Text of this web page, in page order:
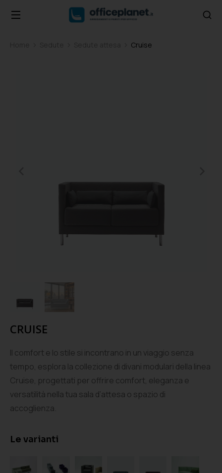
Cruise
CRUISE
Il comfort e lo stile si incontrano in un viaggio senza
tempo, esplora la collezione di divani modulari della linea
Cruise, progettati per offrire comfort, eleganza e
versatilità nella tua sala d’attesa o spazio di
accoglienza.
Le varianti